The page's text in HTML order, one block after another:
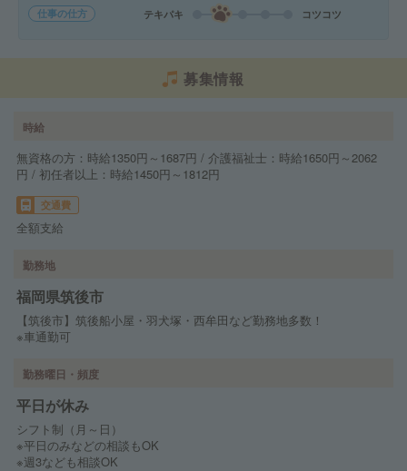
仕事の仕方 テキパキ コツコツ
募集情報
時給
無資格の方：時給1350円～1687円 / 介護福祉士：時給1650円～2062
円 / 初任者以上：時給1450円～1812円
交通費
全額支給
勤務地
福岡県筑後市
【筑後市】筑後船小屋・羽犬塚・西牟田など勤務地多数！
※車通勤可
勤務曜日・頻度
平日が休み
シフト制（月～日）
※平日のみなどの相談もOK
※週3なども相談OK